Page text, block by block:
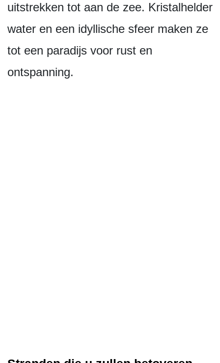
uitstrekken tot aan de zee. Kristalhelder
water en een idyllische sfeer maken ze
tot een paradijs voor rust en
ontspanning.